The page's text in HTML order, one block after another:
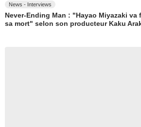
News - Interviews
Never-Ending Man : "Hayao Miyazaki
sa mort" selon son producteur Kaku